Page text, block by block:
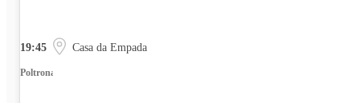
19:45 Casa da Empada
Poltrona